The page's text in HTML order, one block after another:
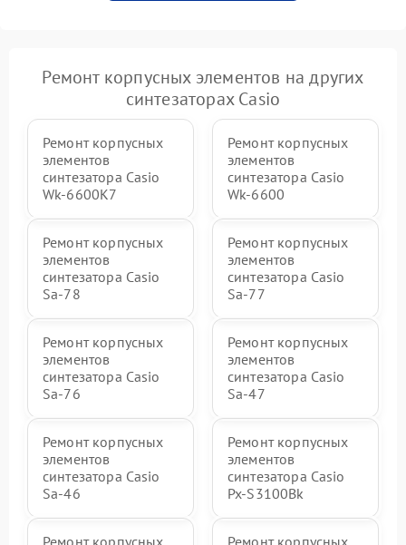
Ремонт корпусных элементов на других
синтезаторах Casio
Ремонт корпусных
элементов
синтезатора Casio
Wk-6600K7
Ремонт корпусных
элементов
синтезатора Casio
Wk-6600
Ремонт корпусных
элементов
синтезатора Casio
Sa-78
Ремонт корпусных
элементов
синтезатора Casio
Sa-77
Ремонт корпусных
элементов
синтезатора Casio
Sa-76
Ремонт корпусных
элементов
синтезатора Casio
Sa-47
Ремонт корпусных
элементов
синтезатора Casio
Sa-46
Ремонт корпусных
элементов
синтезатора Casio
Px-S3100Bk